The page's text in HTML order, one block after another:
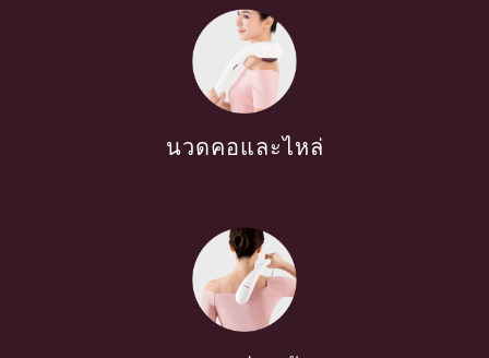
นวดคอและไหล่